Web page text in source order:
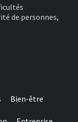
de personnes,
Bien-être